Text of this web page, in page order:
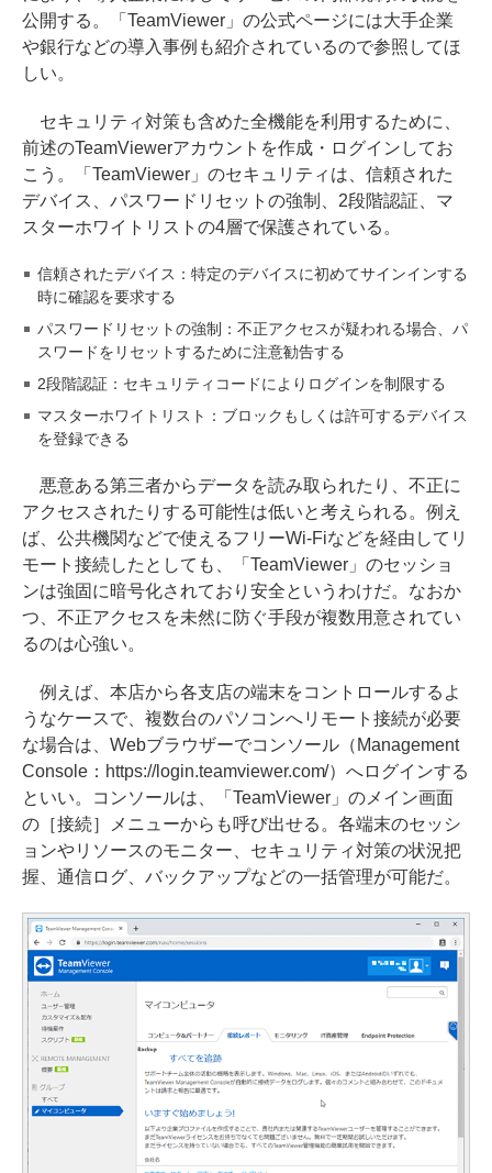
公開する。「TeamViewer」の公式ページには大手企業
や銀行などの導入事例も紹介されているので参照してほ
しい。
セキュリティ対策も含めた全機能を利用するために、
前述のTeamViewerアカウントを作成・ログインしてお
こう。「TeamViewer」のセキュリティは、信頼された
デバイス、パスワードリセットの強制、2段階認証、マ
スターホワイトリストの4層で保護されている。
信頼されたデバイス：特定のデバイスに初めてサインインする
時に確認を要求する
パスワードリセットの強制：不正アクセスが疑われる場合、パ
スワードをリセットするために注意勧告する
2段階認証：セキュリティコードによりログインを制限する
マスターホワイトリスト：ブロックもしくは許可するデバイス
を登録できる
悪意ある第三者からデータを読み取られたり、不正に
アクセスされたりする可能性は低いと考えられる。例え
ば、公共機関などで使えるフリーWi-Fiなどを経由してリ
モート接続したとしても、「TeamViewer」のセッショ
ンは強固に暗号化されており安全というわけだ。なおか
つ、不正アクセスを未然に防ぐ手段が複数用意されてい
るのは心強い。
例えば、本店から各支店の端末をコントロールするよ
うなケースで、複数台のパソコンへリモート接続が必要
な場合は、Webブラウザーでコンソール（Management
Console：https://login.teamviewer.com/）へログインする
といい。コンソールは、「TeamViewer」のメイン画面
の［接続］メニューからも呼び出せる。各端末のセッシ
ョンやリソースのモニター、セキュリティ対策の状況把
握、通信ログ、バックアップなどの一括管理が可能だ。